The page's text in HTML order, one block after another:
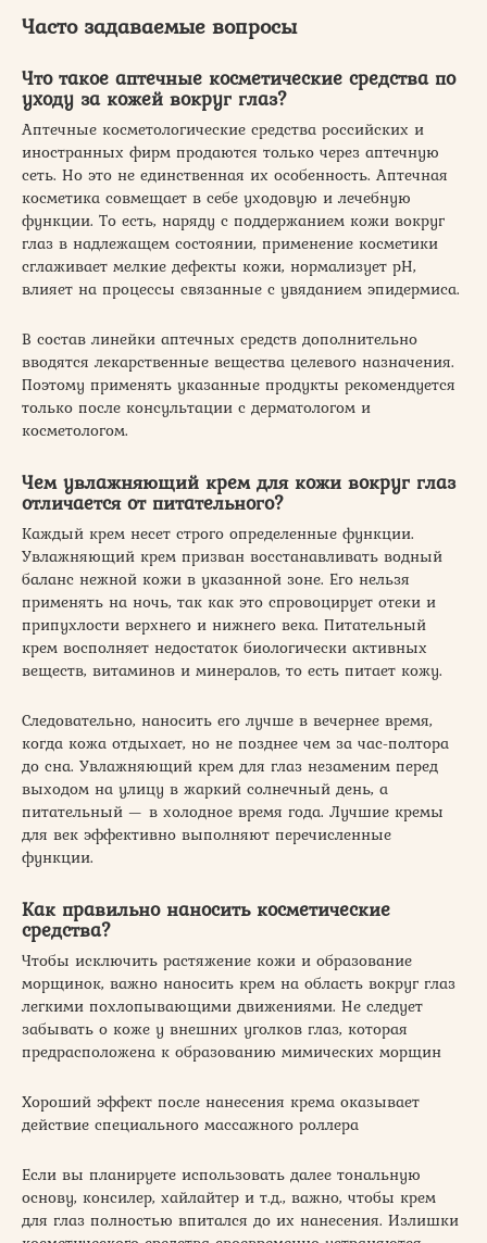
Часто задаваемые вопросы
Что такое аптечные косметические средства по
уходу за кожей вокруг глаз?
Аптечные косметологические средства российских и
иностранных фирм продаются только через аптечную
сеть. Но это не единственная их особенность. Аптечная
косметика совмещает в себе уходовую и лечебную
функции. То есть, наряду с поддержанием кожи вокруг
глаз в надлежащем состоянии, применение косметики
сглаживает мелкие дефекты кожи, нормализует рН,
влияет на процессы связанные с увяданием эпидермиса.
В состав линейки аптечных средств дополнительно
вводятся лекарственные вещества целевого назначения.
Поэтому применять указанные продукты рекомендуется
только после консультации с дерматологом и
косметологом.
Чем увлажняющий крем для кожи вокруг глаз
отличается от питательного?
Каждый крем несет строго определенные функции.
Увлажняющий крем призван восстанавливать водный
баланс нежной кожи в указанной зоне. Его нельзя
применять на ночь, так как это спровоцирует отеки и
припухлости верхнего и нижнего века. Питательный
крем восполняет недостаток биологически активных
веществ, витаминов и минералов, то есть питает кожу.
Следовательно, наносить его лучше в вечернее время,
когда кожа отдыхает, но не позднее чем за час-полтора
до сна. Увлажняющий крем для глаз незаменим перед
выходом на улицу в жаркий солнечный день, а
питательный — в холодное время года. Лучшие кремы
для век эффективно выполняют перечисленные
функции.
Как правильно наносить косметические
средства?
Чтобы исключить растяжение кожи и образование
морщинок, важно наносить крем на область вокруг глаз
легкими похлопывающими движениями. Не следует
забывать о коже у внешних уголков глаз, которая
предрасположена к образованию мимических морщин
Хороший эффект после нанесения крема оказывает
действие специального массажного роллера
Если вы планируете использовать далее тональную
основу, консилер, хайлайтер и т.д., важно, чтобы крем
для глаз полностью впитался до их нанесения. Излишки